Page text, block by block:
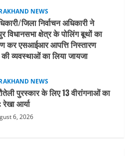
NEWS
पुरस्कार के लिए 13 वीरांगनाओं का
आर्या
6, 2026
NEWS
तक ई-केवाईसी नहीं कराई तो गैस
पर पड़ सकता है असर
8, 2026